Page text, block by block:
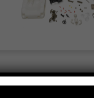
KIT